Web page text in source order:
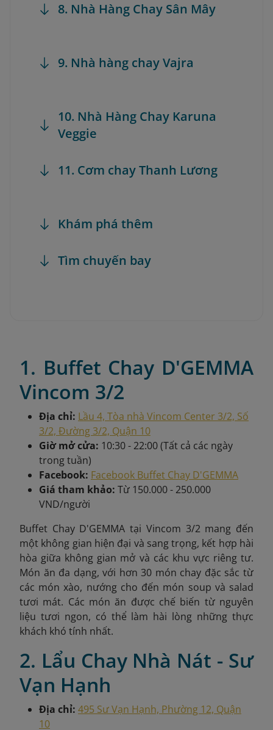
8. Nhà Hàng Chay Sân Mây
9. Nhà hàng chay Vajra
10. Nhà Hàng Chay Karuna
Veggie
11. Cơm chay Thanh Lương
Khám phá thêm
Tìm chuyến bay
1. Buffet Chay D'GEMMA
Vincom 3/2
Địa chỉ: Lầu 4, Tòa nhà Vincom Center 3/2, Số
3/2, Đường 3/2, Quận 10
Giờ mở cửa: 10:30 - 22:00 (Tất cả các ngày
trong tuần)
Facebook: Facebook Buffet Chay D'GEMMA
Giá tham khảo: Từ 150.000 - 250.000
VND/người
Buffet Chay D'GEMMA tại Vincom 3/2 mang đến
một không gian hiện đại và sang trọng, kết hợp hài
hòa giữa không gian mở và các khu vực riêng tư.
Món ăn đa dạng, với hơn 30 món chay đặc sắc từ
các món xào, nướng cho đến món soup và salad
tươi mát. Các món ăn được chế biến từ nguyên
liệu tươi ngon, có thể làm hài lòng những thực
khách khó tính nhất.
2. Lẩu Chay Nhà Nát - Sư
Vạn Hạnh
Địa chỉ: 495 Sư Vạn Hạnh, Phường 12, Quận
10